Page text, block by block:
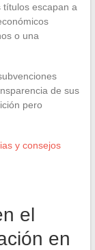
títulos escapan a
o una
de sus
pero
y consejos
el
en